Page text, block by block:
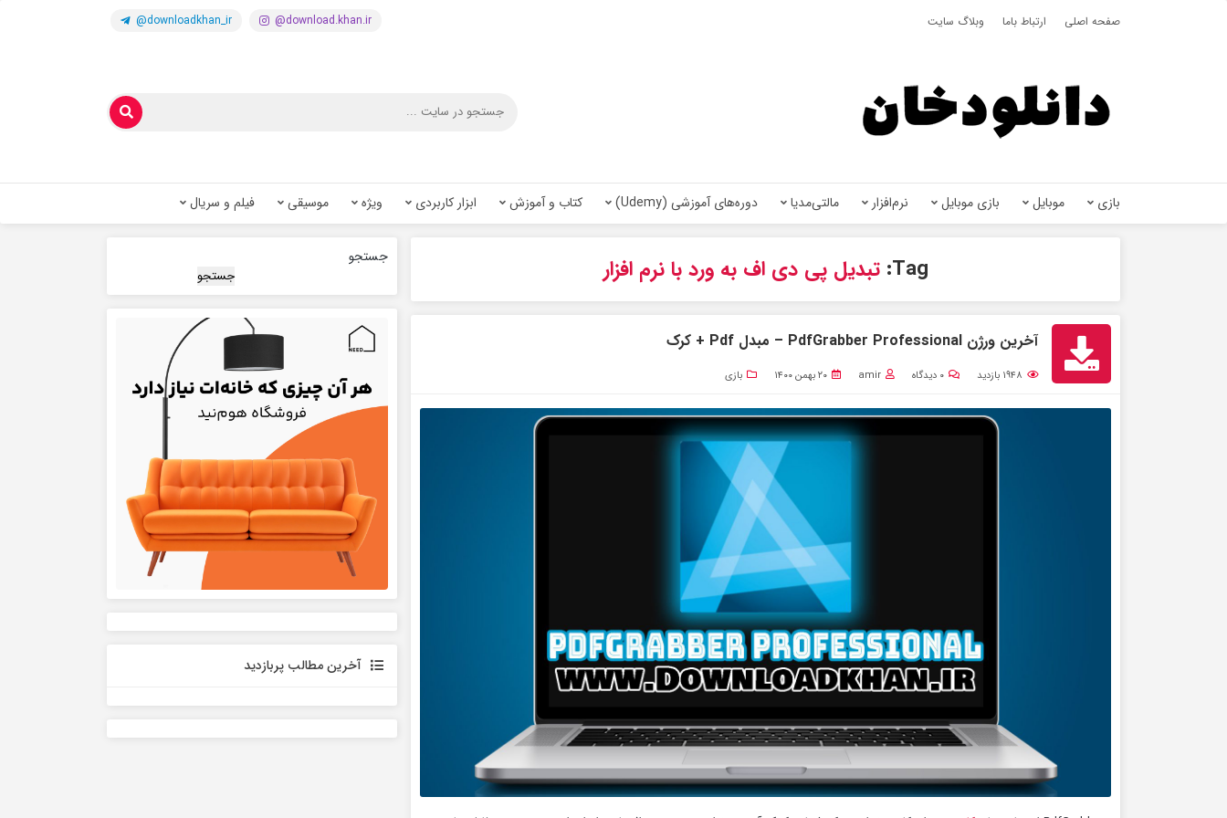
صفحه اصلی ارتباط باما وبلاگ سایت @download.khan.ir
@downloadkhan_ir
بازی موبایل بازی موبایل نرم‌افزار مالتی‌مدیا دوره‌های آموزشی (Udemy) کتاب و آموزش ابزار کاربردی ویژه موسیقی فیلم و سریال
Tag: تبدیل پی دی اف به ورد با نرم افزار
آخرین ورژن PdfGrabber Professional – مبدل Pdf + کرک
۱۹۴۸ بازدید ۰ دیدگاه amir ۲۰ بهمن ۱۴۰۰ بازی
جستجو
جستجو
آخرین مطالب پربازدید